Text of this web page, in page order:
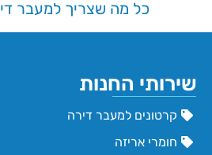
כל מה שצריך למעבר
שירותי החנות
קרטונים למעבר דירה
חומרי אריזה